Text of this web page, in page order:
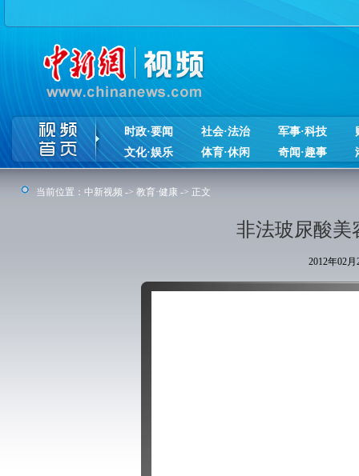
时政·要闻 社会·法治 军事·科技
文化·娱乐
体育·休闲 奇闻·趣事
当前位置： 中新视频 -> 教育·健康 -> 正文
非法玻尿酸美
2012年02